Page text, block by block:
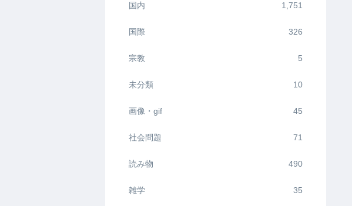
国内 1,751
国際 326
宗教 5
未分類 10
画像・gif 45
社会問題 71
読み物 490
雑学 35